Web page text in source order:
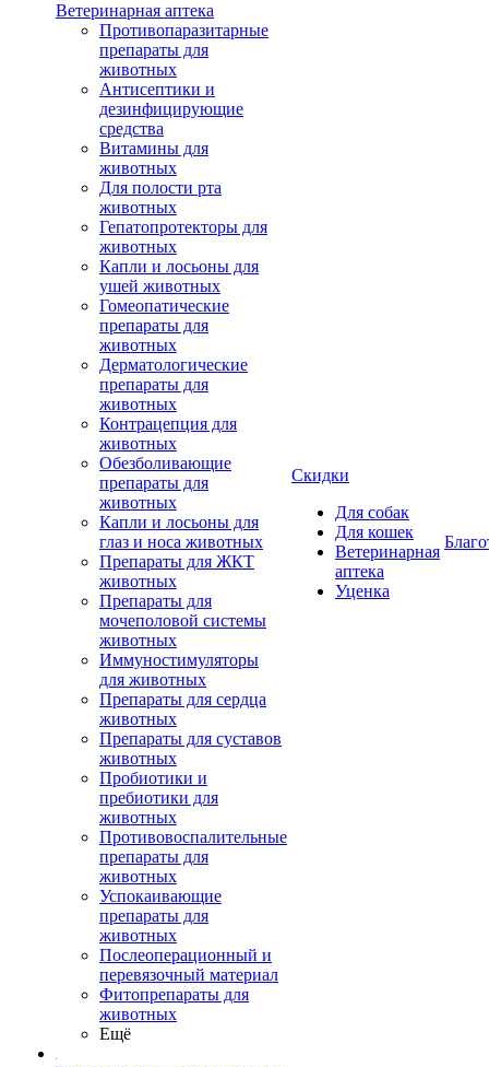
Ветеринарная аптека
Противопаразитарные
препараты для
животных
Антисептики и
дезинфицирующие
средства
Витамины для
животных
Для полости рта
животных
Гепатопротекторы для
животных
Капли и лосьоны для
ушей животных
Гомеопатические
препараты для
животных
Дерматологические
препараты для
животных
Контрацепция для
животных
Обезболивающие
препараты для
животных
Капли и лосьоны для
глаз и носа животных
Препараты для ЖКТ
животных
Препараты для
мочеполовой системы
животных
Иммуностимуляторы
для животных
Препараты для сердца
животных
Препараты для суставов
животных
Пробиотики и
пребиотики для
животных
Противовоспалительные
препараты для
животных
Успокаивающие
препараты для
животных
Послеоперационный и
перевязочный материал
Фитопрепараты для
животных
Ещё
Скидки
Для собак
Для кошек
Ветеринарная
аптека
Уценка